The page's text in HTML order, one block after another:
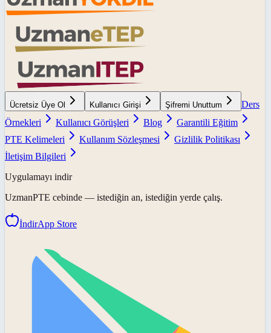
Ücretsiz Üye Ol Kullanıcı Girişi Şifremi Unuttum
Ders
Örnekleri
Kullanıcı Görüşleri Blog
Garantili Eğitim
PTE Kelimeleri
Kullanım Sözleşmesi
Gizlilik Politikası
İletişim Bilgileri
Uygulamayı indir
UzmanPTE cebinde — istediğin an, istediğin yerde çalış.
İndirApp Store